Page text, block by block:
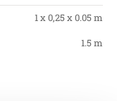
1 x 0,25 x 0.05 m
1.5 m